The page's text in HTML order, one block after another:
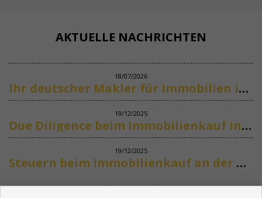
AKTUELLE NACHRICHTEN
18/07/2026
Ihr deutscher Makler für Immobilien in Marbella
19/12/2025
Due Diligence beim Immobilienkauf in Spanien
19/12/2025
Steuern beim Immobilienkauf an der Costa del Sol
Siehe mehr